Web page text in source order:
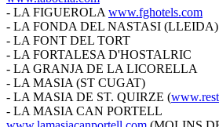
- LA FIGUEROLA www.fghotels.com
- LA FONDA DEL NASTASI (LLEIDA)
- LA FONT DEL TORT
- LA FORTALESA D'HOSTALRIC
- LA GRANJA DE LA LICORELLA
- LA MASIA (ST CUGAT)
- LA MASIA DE ST. QUIRZE (
- LA MASIA CAN PORTELL